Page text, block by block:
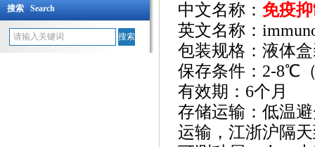
搜索 Search
中文名称： 免疫
英文名称：
包装规格：液体
保存条件： 2-8℃
有效期： 6个月
存储运输：低温
运输，江浙沪隔